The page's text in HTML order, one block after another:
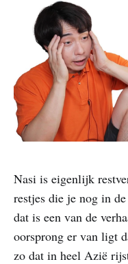
Nasi is eigenlijk
restjes die je nog in
dat is een van de
oorsprong er van ligt
zo dat in heel Azië